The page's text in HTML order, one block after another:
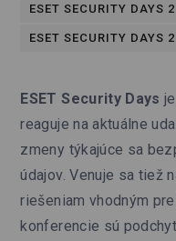
ESET SECURITY DAYS
ESET SECURITY DAYS
ESET Security Days
reaguje na aktuálne
zmeny týkajúce sa
údajov. Venuje sa tiež
riešeniam vhodným
konferencie sú